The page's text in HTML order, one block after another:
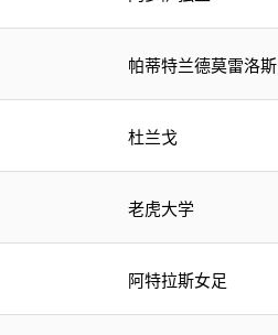
帕蒂特兰德莫雷洛斯
杜兰戈
老虎大学
阿特拉斯女足